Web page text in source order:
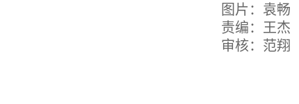
图片：袁畅
责编：王杰
审核：范翔